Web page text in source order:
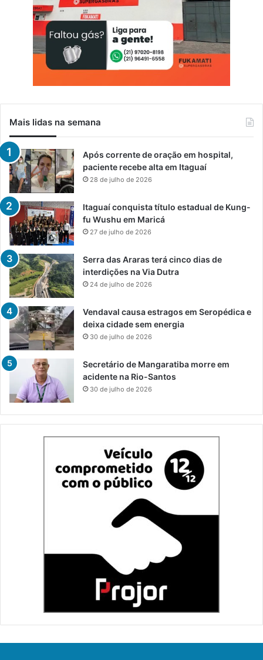
Mais lidas na semana
Após corrente de oração em hospital,
paciente recebe alta em Itaguaí
28 de julho de 2026
Itaguaí conquista título estadual de Kung-
fu Wushu em Maricá
27 de julho de 2026
Serra das Araras terá cinco dias de
interdições na Via Dutra
24 de julho de 2026
Vendaval causa estragos em Seropédica e
deixa cidade sem energia
30 de julho de 2026
Secretário de Mangaratiba morre em
acidente na Rio-Santos
30 de julho de 2026